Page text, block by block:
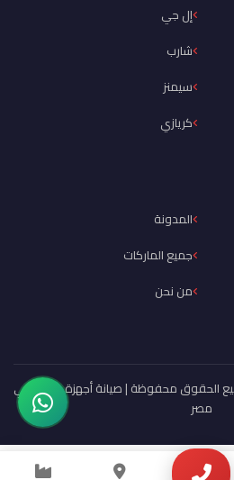
إل جي
شارب
سيمنز
كريازي
المدونة
جميع الماركات
من نحن
- جميع الحقوق محفوظة | صيانة أجهزة منزلية في
مصر